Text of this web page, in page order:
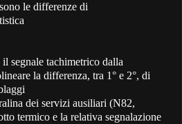
le differenze di
segnale tachimetrico dalla
la differenza, tra 1° e 2°, di
dei servizi ausiliari (N82,
termico e la relativa segnalazione